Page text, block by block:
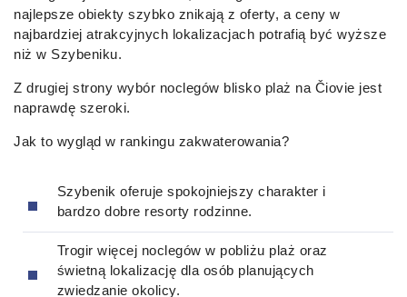
najlepsze obiekty szybko znikają z oferty, a ceny w
najbardziej atrakcyjnych lokalizacjach potrafią być wyższe
niż w Szybeniku.
Z drugiej strony wybór noclegów blisko plaż na Čiovie jest
naprawdę szeroki.
Jak to wygląd w rankingu zakwaterowania?
Szybenik oferuje spokojniejszy charakter i
bardzo dobre resorty rodzinne.
Trogir więcej noclegów w pobliżu plaż oraz
świetną lokalizację dla osób planujących
zwiedzanie okolicy.